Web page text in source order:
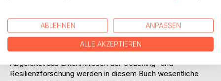
Mit Sorgen gesünder umgehen?
Mehr Freude, auch im Alltag, erleben?
Das Wissen aus diesem Buch hilft dabei!
Abgeleitet aus Erkenntnissen der Coaching- und
Resilienzforschung werden in diesem Buch wesentliche
ABLEHNEN ANPASSEN
ALLE AKZEPTIEREN